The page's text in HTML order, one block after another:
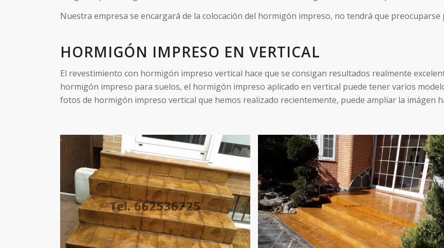
Nuestra empresa se encargará de la colocación del hormigón impreso, no tendrá que preocuparse
HORMIGÓN IMPRESO EN VERTICAL
El revestimiento con hormigón impreso vertical hace que se consigan resultados realmente
hormigón impreso para suelos, el hormigón impreso aplicado en vertical puede tener varios
fotos de hormigón impreso vertical que hemos realizado recientemente, puede ampliar la imágen